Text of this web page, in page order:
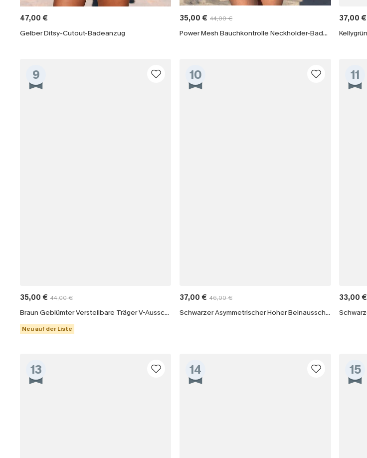
47,00 €
Gelber Ditsy-Cutout-Badeanzug
35,00 € 44,00 €
Power Mesh Bauchkontrolle Neckholder-Badeanzug
37,00 €
9
35,00 € 44,00 €
Braun Geblümter Verstellbare Träger V-Ausschnitt Badeanzug
Neu auf der Liste
10
37,00 € 46,00 €
Schwarzer Asymmetrischer Hoher Beinausschnitt Monokini-Badeanzug
11
33,00 €
13 14 15